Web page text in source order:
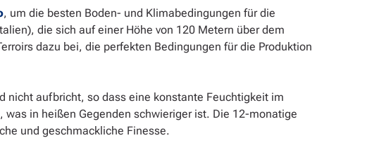
, um die besten Boden- und Klimabedingungen für die
die sich auf einer Höhe von 120 Metern über dem
dazu bei, die perfekten Bedingungen für die Produktion
nicht aufbricht, so dass eine konstante Feuchtigkeit im
in heißen Gegenden schwieriger ist. Die 12-monatige
und geschmackliche Finesse.